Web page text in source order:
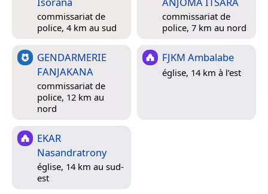
commissariat de
police, 4 km au sud
commissariat de
police, 7 km au nord
GENDARMERIE
FANJAKANA
commissariat de
police, 12 km au
nord
FJKM Ambalabe
église, 14 km à l’est
EKAR
Nasandratrony
église, 14 km au sud-
est